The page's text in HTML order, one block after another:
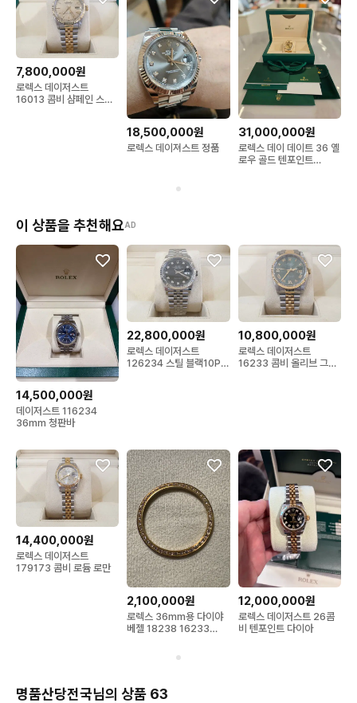
7,800,000원
로렉스 데이저스트
16013 콤비 샴페인 스트
18,500,000원
로렉스 데이져스트 정품
31,000,000원
로렉스 데이 데이트 36 옐
로우 골드 텐포인트
이 상품을 추천해요AD
14,500,000원
데이저스트 116234
36mm 청판바
22,800,000원
로렉스 데이저스트
126234 스틸 블랙10P
10,800,000원
로렉스 데이저스트
16233 콤비 올리브 그린
14,400,000원
로렉스 데이저스트
179173 콤비 로듐 로만
2,100,000원
로렉스 36mm용 다이야
베젤 18238 16233
12,000,000원
로렉스 데이저스트 26콤
비 텐포인트 다이아
명품산당전국님의 상품 63